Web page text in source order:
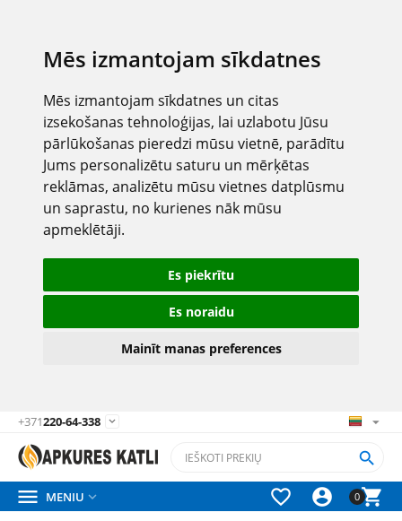
Mēs izmantojam sīkdatnes
Mēs izmantojam sīkdatnes un citas
izsekošanas tehnoloģijas, lai uzlabotu Jūsu
pārlūkošanas pieredzi mūsu vietnē, parādītu
Jums personalizētu saturu un mērķētas
reklāmas, analizētu mūsu vietnes datplūsmu
un saprastu, no kurienes nāk mūsu
apmeklētāji.
Es piekrītu
Es noraidu
Mainīt manas preferences
+371220-64-338 
0



 MENIU 